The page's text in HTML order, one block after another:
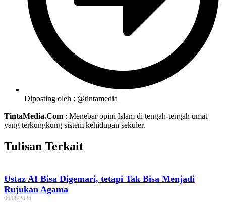
Diposting oleh : @tintamedia
TintaMedia.Com : Menebar opini Islam di tengah-tengah umat
yang terkungkung sistem kehidupan sekuler.
Tulisan Terkait
Ustaz AI Bisa Digemari, tetapi Tak Bisa Menjadi
Rujukan Agama
06/08/2026